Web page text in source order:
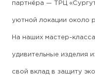
партнёра — ТРЦ
уютной локации около
На наших мастер-
удивительные изделия
свой вклад в защиту